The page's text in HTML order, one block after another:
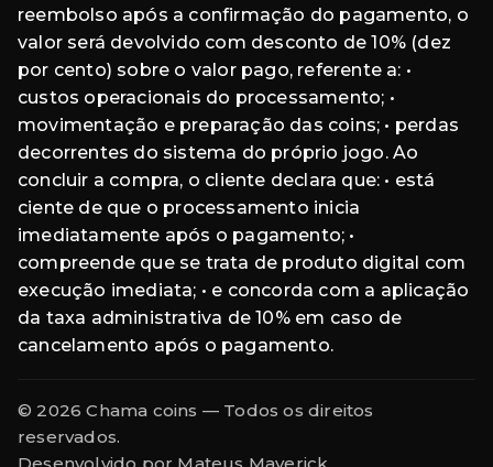
reembolso após a confirmação do pagamento, o
valor será devolvido com desconto de 10% (dez
por cento) sobre o valor pago, referente a: •
custos operacionais do processamento; •
movimentação e preparação das coins; • perdas
decorrentes do sistema do próprio jogo. Ao
concluir a compra, o cliente declara que: • está
ciente de que o processamento inicia
imediatamente após o pagamento; •
compreende que se trata de produto digital com
execução imediata; • e concorda com a aplicação
da taxa administrativa de 10% em caso de
cancelamento após o pagamento.
© 2026 Chama coins — Todos os direitos
reservados.